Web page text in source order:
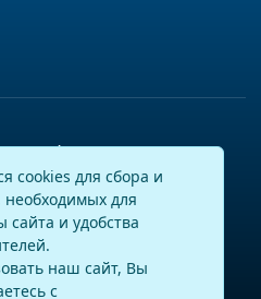
249, офис 225.
cookies для сбора и
для
сайта и удобства
наш сайт, Вы
с